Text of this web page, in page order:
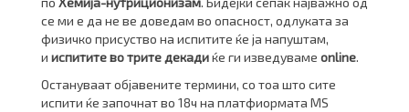
се ми е да не ве доведам во опасност, одлуката за
физичко присуство на испитите ќе ја напуштам,
и испитите во трите декадиќе ги изведуваме onlinе.
Остануваат објавените термини, со тоа што сите
испити ќе започнат во 18ч на платфиормата MS